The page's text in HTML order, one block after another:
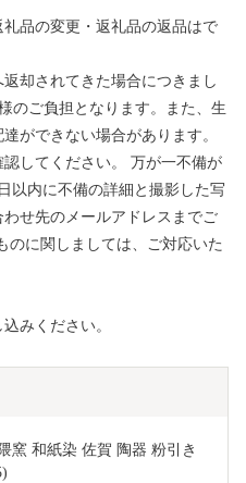
品の変更・返礼品の返品はで
却されてきた場合につきまし
のご負担となります。また、生
ができない場合があります。
してください。 万が一不備が
以内に不備の詳細と撮影した写
せ先のメールアドレスまでご
のに関しましては、ご対応いた
みください。
窯 和紙染 佐賀 陶器 粉引き